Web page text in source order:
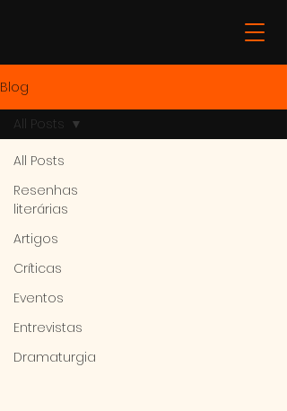
Blog
All Posts
Resenhas
literárias
Artigos
Críticas
Eventos
Entrevistas
Dramaturgia
All Posts